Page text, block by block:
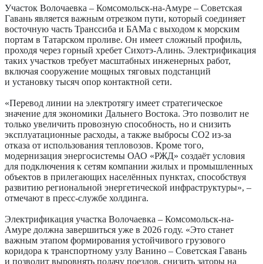
Участок Волочаевка – Комсомольск-на-Амуре – Советская
Гавань является важным отрезком пути, который соединяет
восточную часть Транссиба и БАМа с выходом к морским
портам в Татарском проливе. Он имеет сложный профиль,
проходя через горный хребет Сихотэ-Алинь. Электрификация
таких участков требует масштабных инженерных работ,
включая сооружение мощных тяговых подстанций
и установку тысяч опор контактной сети.
«Перевод линии на электротягу имеет стратегическое
значение для экономики Дальнего Востока. Это позволит не
только увеличить провозную способность, но и снизить
эксплуатационные расходы, а также выбросы СО2 из-за
отказа от использования тепловозов. Кроме того,
модернизация энергосистемы ОАО «РЖД» создаёт условия
для подключения к сетям компании жилых и промышленных
объектов в прилегающих населённых пунктах, способствуя
развитию региональной энергетической инфраструктуры», –
отмечают в пресс-службе холдинга.
Электрификация участка Волочаевка – Комсомольск-на-
Амуре должна завершиться уже в 2026 году. «Это станет
важным этапом формирования устойчивого грузового
коридора к транспортному узлу Ванино – Советская Гавань
и позволит выровнять подачу поездов, снизить заторы на